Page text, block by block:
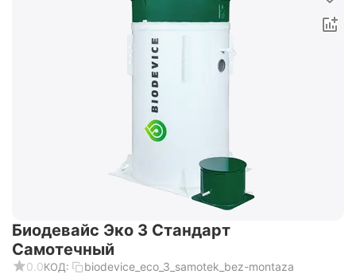
Биодевайс Эко 3 Стандарт
Самотечный
0.0КОД: biodevice_eco_3_samotek_bez-montaza